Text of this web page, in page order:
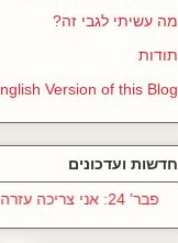
מה עשיתי לגבי זה?
תודות
Version of this Blog
חדשות ועדכונים
פבר' 24: אני צריכה עזרה